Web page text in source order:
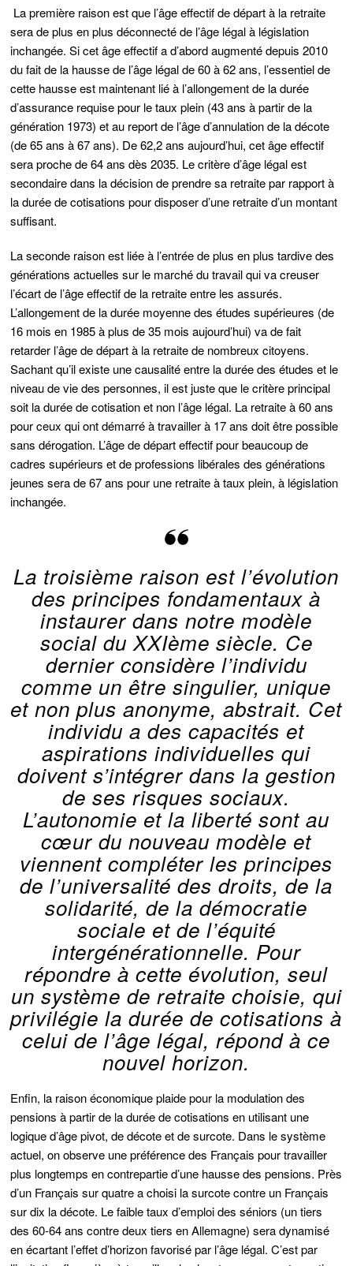
La première raison est que l’âge effectif de départ à la retraite
sera de plus en plus déconnecté de l’âge légal à législation
inchangée. Si cet âge effectif a d’abord augmenté depuis 2010
du fait de la hausse de l’âge légal de 60 à 62 ans, l’essentiel de
cette hausse est maintenant lié à l’allongement de la durée
d’assurance requise pour le taux plein (43 ans à partir de la
génération 1973) et au report de l’âge d’annulation de la décote
(de 65 ans à 67 ans). De 62,2 ans aujourd’hui, cet âge effectif
sera proche de 64 ans dès 2035. Le critère d’âge légal est
secondaire dans la décision de prendre sa retraite par rapport à
la durée de cotisations pour disposer d’une retraite d’un montant
suffisant.
La seconde raison est liée à l’entrée de plus en plus tardive des
générations actuelles sur le marché du travail qui va creuser
l’écart de l’âge effectif de la retraite entre les assurés.
L’allongement de la durée moyenne des études supérieures (de
16 mois en 1985 à plus de 35 mois aujourd’hui) va de fait
retarder l’âge de départ à la retraite de nombreux citoyens.
Sachant qu’il existe une causalité entre la durée des études et le
niveau de vie des personnes, il est juste que le critère principal
soit la durée de cotisation et non l’âge légal. La retraite à 60 ans
pour ceux qui ont démarré à travailler à 17 ans doit être possible
sans dérogation. L’âge de départ effectif pour beaucoup de
cadres supérieurs et de professions libérales des générations
jeunes sera de 67 ans pour une retraite à taux plein, à législation
inchangée.
La troisième raison est l’évolution
des principes fondamentaux à
instaurer dans notre modèle
social du XXIème siècle. Ce
dernier considère l’individu
comme un être singulier, unique
et non plus anonyme, abstrait. Cet
individu a des capacités et
aspirations individuelles qui
doivent s’intégrer dans la gestion
de ses risques sociaux.
L’autonomie et la liberté sont au
cœur du nouveau modèle et
viennent compléter les principes
de l’universalité des droits, de la
solidarité, de la démocratie
sociale et de l’équité
intergénérationnelle. Pour
répondre à cette évolution, seul
un système de retraite choisie, qui
privilégie la durée de cotisations à
celui de l’âge légal, répond à ce
nouvel horizon.
Enfin, la raison économique plaide pour la modulation des
pensions à partir de la durée de cotisations en utilisant une
logique d’âge pivot, de décote et de surcote. Dans le système
actuel, on observe une préférence des Français pour travailler
plus longtemps en contrepartie d’une hausse des pensions. Près
d’un Français sur quatre a choisi la surcote contre un Français
sur dix la décote. Le faible taux d’emploi des séniors (un tiers
des 60-64 ans contre deux tiers en Allemagne) sera dynamisé
en écartant l’effet d’horizon favorisé par l’âge légal. C’est par